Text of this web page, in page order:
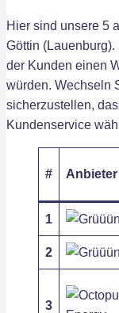
Hier sind unsere 5
Göttin
der Kunden einen
würden. Wechseln
sicherzustellen,
Kundenservice
# Anbieter
1
2
3